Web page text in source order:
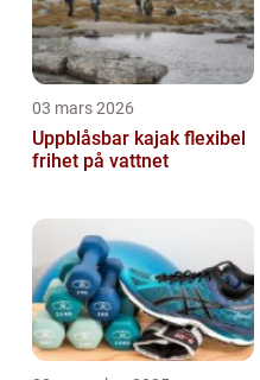
03 mars 2026
Uppblåsbar kajak flexibel
frihet på vattnet